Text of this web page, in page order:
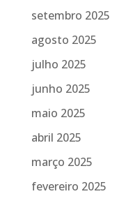
setembro 2025
agosto 2025
julho 2025
junho 2025
maio 2025
abril 2025
março 2025
fevereiro 2025